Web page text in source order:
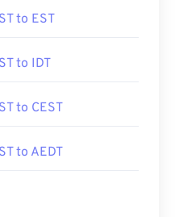
to EST
to IDT
to CEST
to AEDT